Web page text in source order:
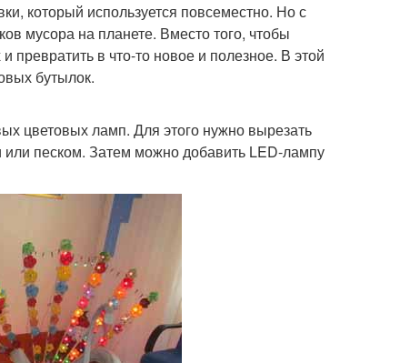
который используется повсеместно. Но с
мусора на планете. Вместо того, чтобы
в что-то новое и полезное. В этой
бутылок.
цветовых ламп. Для этого нужно вырезать
песком. Затем можно добавить LED-лампу